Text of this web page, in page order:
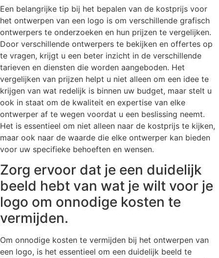
Een belangrijke tip bij het bepalen van de kostprijs voor
het ontwerpen van een logo is om verschillende grafisch
ontwerpers te onderzoeken en hun prijzen te vergelijken.
Door verschillende ontwerpers te bekijken en offertes op
te vragen, krijgt u een beter inzicht in de verschillende
tarieven en diensten die worden aangeboden. Het
vergelijken van prijzen helpt u niet alleen om een idee te
krijgen van wat redelijk is binnen uw budget, maar stelt u
ook in staat om de kwaliteit en expertise van elke
ontwerper af te wegen voordat u een beslissing neemt.
Het is essentieel om niet alleen naar de kostprijs te kijken,
maar ook naar de waarde die elke ontwerper kan bieden
voor uw specifieke behoeften en wensen.
Zorg ervoor dat je een duidelijk
beeld hebt van wat je wilt voor je
logo om onnodige kosten te
vermijden.
Om onnodige kosten te vermijden bij het ontwerpen van
een logo, is het essentieel om een duidelijk beeld te